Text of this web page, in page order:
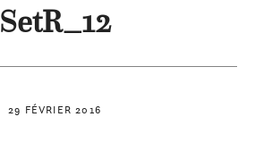
29 FÉVRIER 2016
SetR_12